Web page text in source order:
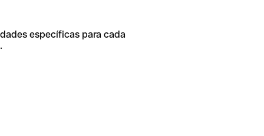
específicas para cada